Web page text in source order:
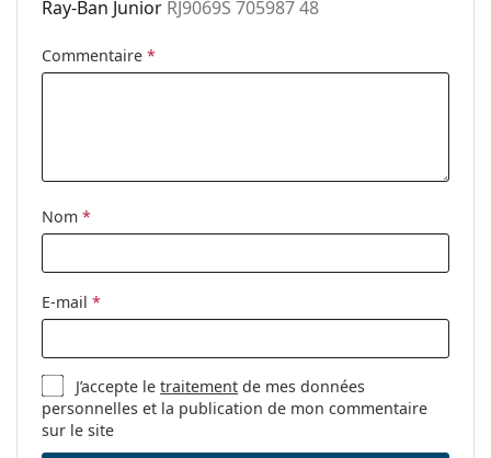
Ray-Ban Junior RJ9069S 705987 48
Commentaire *
Nom *
E-mail *
J’accepte letraitement de mes données
personnelles et la publication de mon commentaire
sur le site